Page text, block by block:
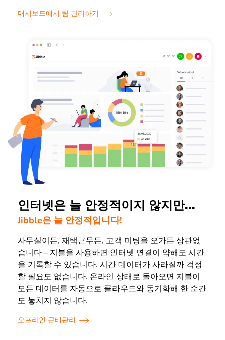
대시보드에서 팀 관리하기
인터넷은 늘 안정적이지 않지만...
Jibble은 늘 안정적입니다!
사무실이든, 재택근무든, 고객 미팅을 오가든 상관없
습니다 – 지블을 사용하면 인터넷 연결이 약해도 시간
을 기록할 수 있습니다. 시간 데이터가 사라질까 걱정
할 필요도 없습니다. 온라인 상태로 돌아오면 지블이
모든 데이터를 자동으로 클라우드와 동기화해 한 순간
도 놓치지 않습니다.
오프라인 근태관리